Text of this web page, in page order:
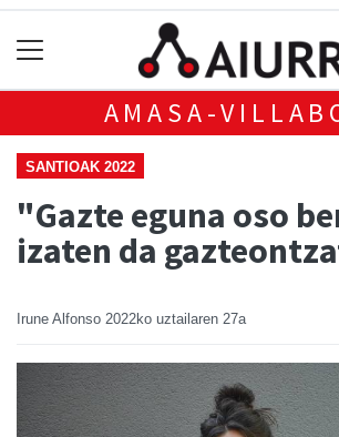
AMASA-
SANTIOAK 2022
"Gazte eguna oso
izaten da
Irune Alfonso 2022ko uztailaren 27a